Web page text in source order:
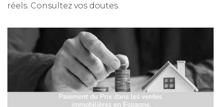
réels. Consultez vos doutes.